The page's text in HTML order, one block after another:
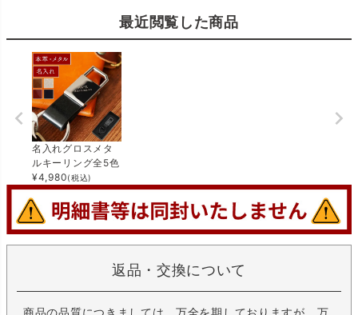
最近閲覧した商品
名入れグロスメタ
ルキーリング全5色
¥4,980(税込)
返品・交換について
商品の品質につきましては、万全を期しておりますが、万